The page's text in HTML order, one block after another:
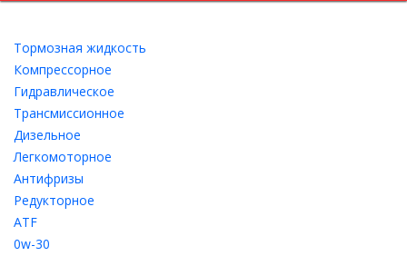
Тормозная жидкость
Компрессорное
Гидравлическое
Трансмиссионное
Дизельное
Легкомоторное
Антифризы
Редукторное
ATF
0w-30